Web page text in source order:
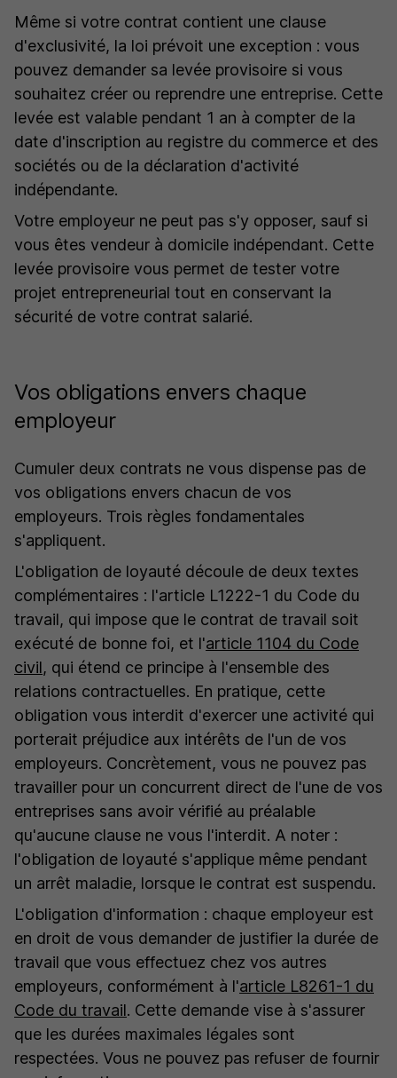
Même si votre contrat contient une clause
d'exclusivité, la loi prévoit une exception : vous
pouvez demander sa levée provisoire si vous
souhaitez créer ou reprendre une entreprise. Cette
levée est valable pendant 1 an à compter de la
date d'inscription au registre du commerce et des
sociétés ou de la déclaration d'activité
indépendante.
Votre employeur ne peut pas s'y opposer, sauf si
vous êtes vendeur à domicile indépendant. Cette
levée provisoire vous permet de tester votre
projet entrepreneurial tout en conservant la
sécurité de votre contrat salarié.
Vos obligations envers chaque
employeur
Cumuler deux contrats ne vous dispense pas de
vos obligations envers chacun de vos
employeurs. Trois règles fondamentales
s'appliquent.
L'obligation de loyauté découle de deux textes
complémentaires : l'article L1222-1 du Code du
travail, qui impose que le contrat de travail soit
exécuté de bonne foi, et l'article 1104 du Code
civil, qui étend ce principe à l'ensemble des
relations contractuelles. En pratique, cette
obligation vous interdit d'exercer une activité qui
porterait préjudice aux intérêts de l'un de vos
employeurs. Concrètement, vous ne pouvez pas
travailler pour un concurrent direct de l'une de vos
entreprises sans avoir vérifié au préalable
qu'aucune clause ne vous l'interdit. A noter :
l'obligation de loyauté s'applique même pendant
un arrêt maladie, lorsque le contrat est suspendu.
L'obligation d'information : chaque employeur est
en droit de vous demander de justifier la durée de
travail que vous effectuez chez vos autres
employeurs, conformément à l'article L8261-1 du
Code du travail. Cette demande vise à s'assurer
que les durées maximales légales sont
respectées. Vous ne pouvez pas refuser de fournir